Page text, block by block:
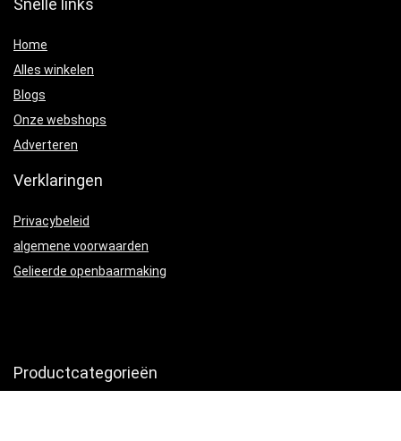
Snelle links
Home
Alles winkelen
Blogs
Onze webshops
Adverteren
Verklaringen
Privacybeleid
algemene voorwaarden
Gelieerde openbaarmaking
Productcategorieën